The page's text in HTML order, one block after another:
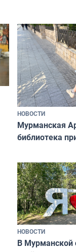
НОВОСТИ
Мурманская
библиотека
и фотографов
НОВОСТИ
В Мурманской